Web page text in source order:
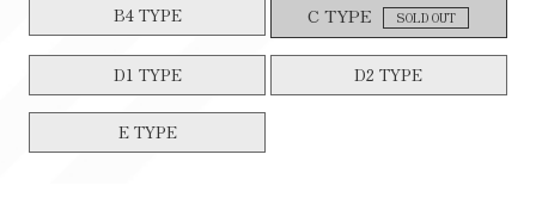
B4 TYPE C TYPE SOLD OUT
D1 TYPE D2 TYPE
E TYPE